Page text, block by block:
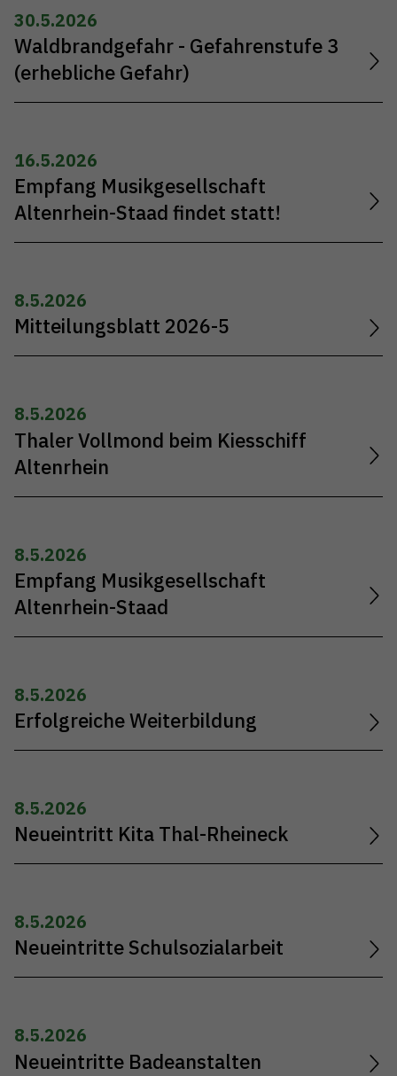
30.5.2026
Waldbrandgefahr - Gefahrenstufe 3
(erhebliche Gefahr)
16.5.2026
Empfang Musikgesellschaft
Altenrhein-Staad findet statt!
8.5.2026
Mitteilungsblatt 2026-5
8.5.2026
Thaler Vollmond beim Kiesschiff
Altenrhein
8.5.2026
Empfang Musikgesellschaft
Altenrhein-Staad
8.5.2026
Erfolgreiche Weiterbildung
8.5.2026
Neueintritt Kita Thal-Rheineck
8.5.2026
Neueintritte Schulsozialarbeit
8.5.2026
Neueintritte Badeanstalten